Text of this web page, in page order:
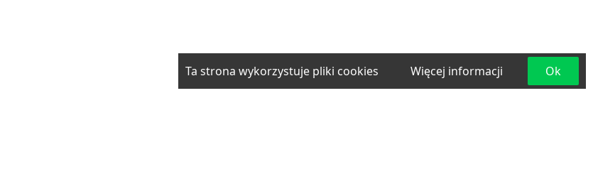
Ta strona wykorzystuje pliki cookies Więcej informacji Ok